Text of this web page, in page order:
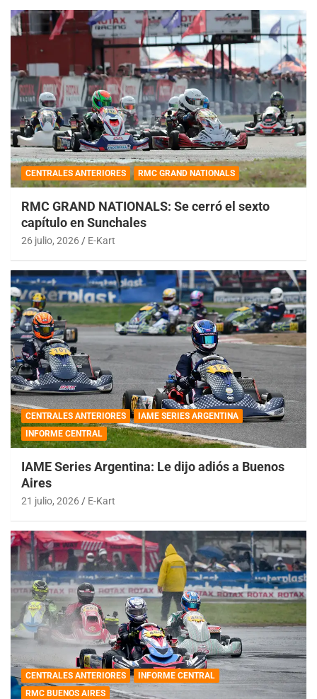
CENTRALES ANTERIORES RMC GRAND NATIONALS
RMC GRAND NATIONALS: Se cerró el sexto
capítulo en Sunchales
26 julio, 2026 E-Kart
CENTRALES ANTERIORES
IAME SERIES ARGENTINA
INFORME CENTRAL
IAME Series Argentina: Le dijo adiós a Buenos
Aires
21 julio, 2026 E-Kart
CENTRALES ANTERIORES
INFORME CENTRAL
RMC BUENOS AIRES